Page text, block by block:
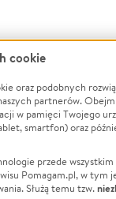
cookie
oraz podobnych
partnerów.
w pamięci Twojego
smartfon) oraz
przede wszystkim
Pomagam.pl, w tym
Służą temu tzw.